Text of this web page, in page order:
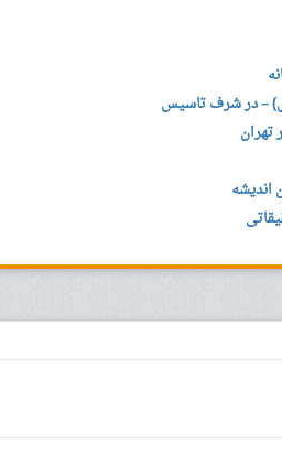
– در شرف تاسیس
تهران